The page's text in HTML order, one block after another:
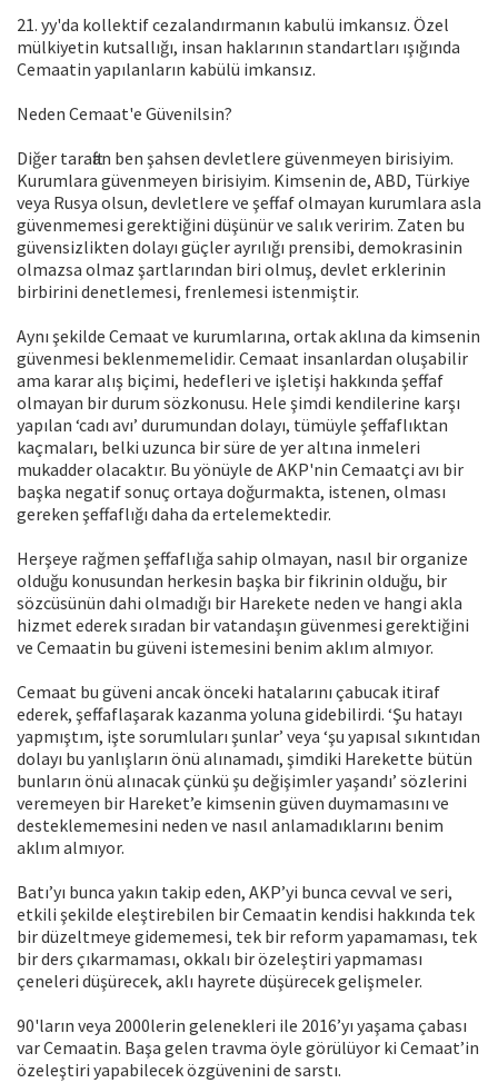
21. yy'da kollektif cezalandırmanın kabulü imkansız. Özel
mülkiyetin kutsallığı, insan haklarının standartları ışığında
Cemaatin yapılanların kabülü imkansız.
Neden Cemaat'e Güvenilsin?
Diğer taraftan ben şahsen devletlere güvenmeyen birisiyim.
Kurumlara güvenmeyen birisiyim. Kimsenin de, ABD, Türkiye
veya Rusya olsun, devletlere ve şeffaf olmayan kurumlara asla
güvenmemesi gerektiğini düşünür ve salık veririm. Zaten bu
güvensizlikten dolayı güçler ayrılığı prensibi, demokrasinin
olmazsa olmaz şartlarından biri olmuş, devlet erklerinin
birbirini denetlemesi, frenlemesi istenmiştir.
Aynı şekilde Cemaat ve kurumlarına, ortak aklına da kimsenin
güvenmesi beklenmemelidir. Cemaat insanlardan oluşabilir
ama karar alış biçimi, hedefleri ve işletişi hakkında şeffaf
olmayan bir durum sözkonusu. Hele şimdi kendilerine karşı
yapılan ‘cadı avı’ durumundan dolayı, tümüyle şeffaflıktan
kaçmaları, belki uzunca bir süre de yer altına inmeleri
mukadder olacaktır. Bu yönüyle de AKP'nin Cemaatçi avı bir
başka negatif sonuç ortaya doğurmakta, istenen, olması
gereken şeffaflığı daha da ertelemektedir.
Herşeye rağmen şeffaflığa sahip olmayan, nasıl bir organize
olduğu konusundan herkesin başka bir fikrinin olduğu, bir
sözcüsünün dahi olmadığı bir Harekete neden ve hangi akla
hizmet ederek sıradan bir vatandaşın güvenmesi gerektiğini
ve Cemaatin bu güveni istemesini benim aklım almıyor.
Cemaat bu güveni ancak önceki hatalarını çabucak itiraf
ederek, şeffaflaşarak kazanma yoluna gidebilirdi. ‘Şu hatayı
yapmıştım, işte sorumluları şunlar’ veya ‘şu yapısal sıkıntıdan
dolayı bu yanlışların önü alınamadı, şimdiki Harekette bütün
bunların önü alınacak çünkü şu değişimler yaşandı’ sözlerini
veremeyen bir Hareket’e kimsenin güven duymamasını ve
desteklememesini neden ve nasıl anlamadıklarını benim
aklım almıyor.
Batı’yı bunca yakın takip eden, AKP’yi bunca cevval ve seri,
etkili şekilde eleştirebilen bir Cemaatin kendisi hakkında tek
bir düzeltmeye gidememesi, tek bir reform yapamaması, tek
bir ders çıkarmaması, okkalı bir özeleştiri yapmaması
çeneleri düşürecek, aklı hayrete düşürecek gelişmeler.
90'ların veya 2000lerin gelenekleri ile 2016’yı yaşama çabası
var Cemaatin. Başa gelen travma öyle görülüyor ki Cemaat’in
özeleştiri yapabilecek özgüvenini de sarstı.